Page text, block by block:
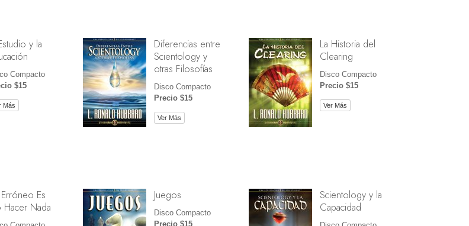
y la
Compacto
$15
Más
Diferencias entre
Scientology y
otras Filosofías
Disco Compacto
Precio $15
Ver Más
La Historia del
Clearing
Disco Compacto
Precio $15
Ver Más
Es
Hacer Nada
Juegos
Disco Compacto
Precio $15
Scientology y la
Capacidad